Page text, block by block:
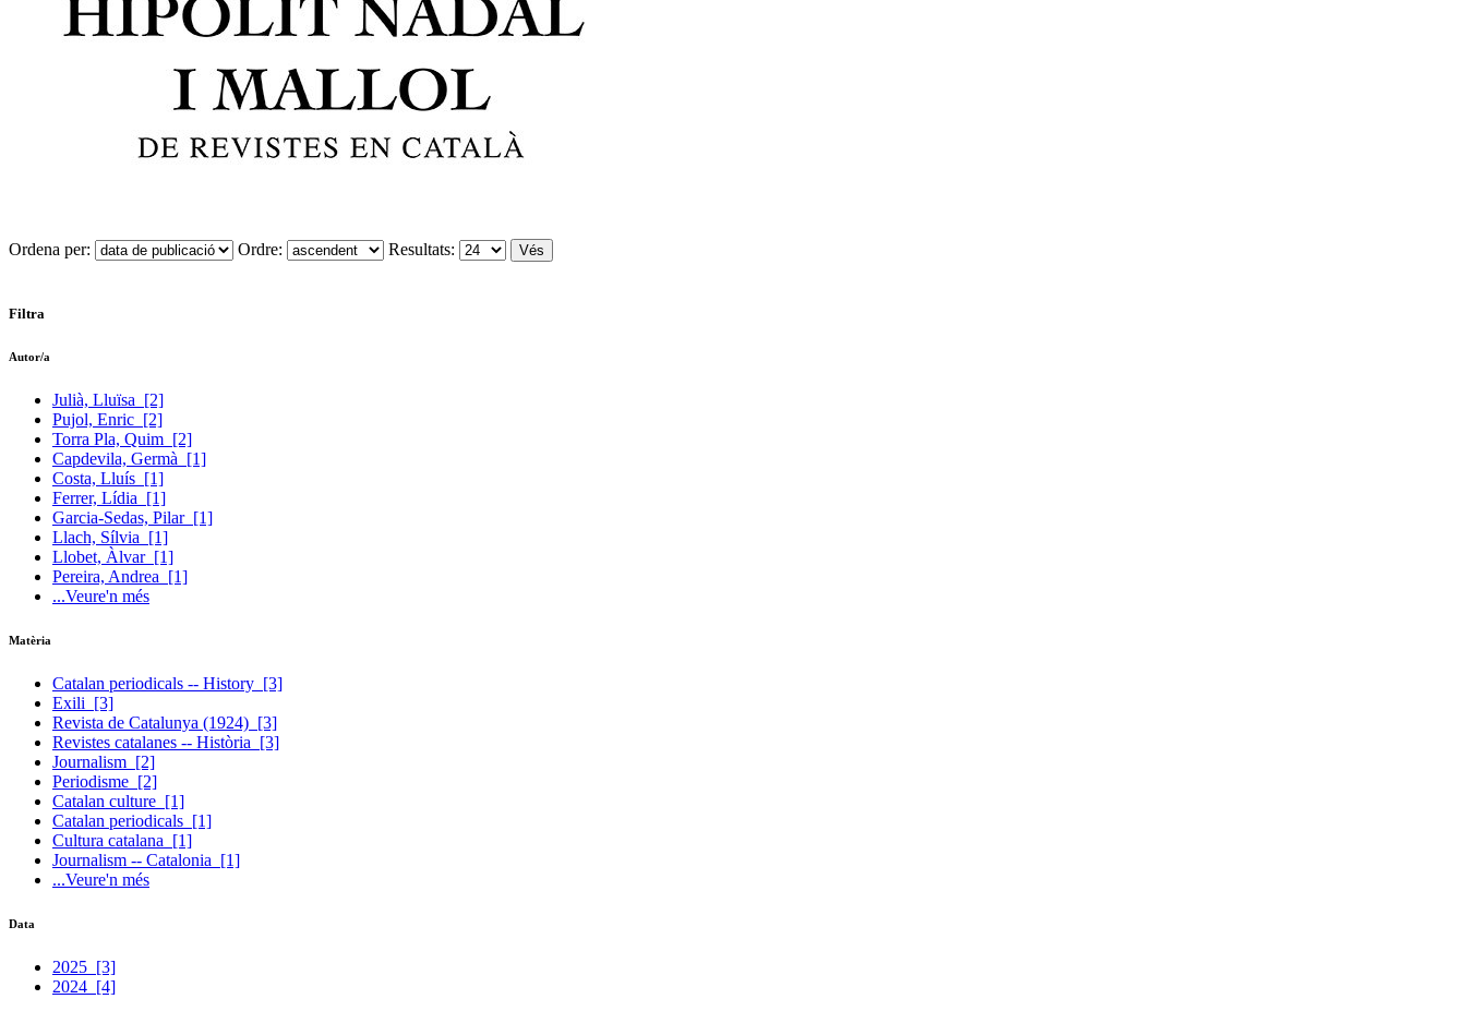
Ordena per: Ordre: Resultats:
Filtra
Autor/a
Julià, Lluïsa [2]
Pujol, Enric [2]
Torra Pla, Quim [2]
Capdevila, Germà [1]
Costa, Lluís [1]
Ferrer, Lídia [1]
Garcia-Sedas, Pilar [1]
Llach, Sílvia [1]
Llobet, Àlvar [1]
Pereira, Andrea [1]
...Veure'n més
Matèria
Catalan periodicals -- History [3]
Exili [3]
Revista de Catalunya (1924) [3]
Revistes catalanes -- Història [3]
Journalism [2]
Periodisme [2]
Catalan culture [1]
Catalan periodicals [1]
Cultura catalana [1]
Journalism -- Catalonia [1]
...Veure'n més
Data
2025 [3]
2024 [4]